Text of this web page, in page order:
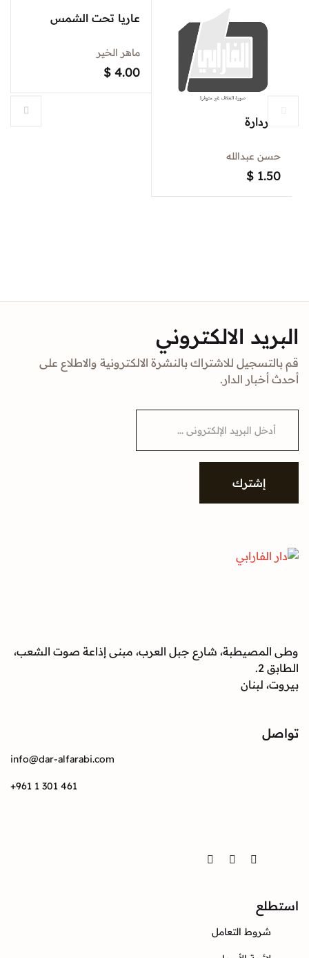
عاريا تحت الشمس
ماهر الخير
$ 4.00
الدردارة
حسن عبدالله
$ 1.50
البريد الالكتروني
قم بالتسجيل للاشتراك بالنشرة الالكترونية والاطلاع على
أحدث أخبار الدار.
i
إشترك
وطى المصيطبة، شارع جبل العرب، مبنى إذاعة صوت الشعب،
الطابق 2.
بيروت، لبنان
تواصل
info@dar-alfarabi.com
+961 1 301 461
Facebook
Instagram
Twitter
استطلع
شروط التعامل